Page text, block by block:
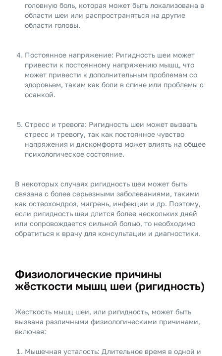
головную боль, которая может быть локализована в
области шеи или распространяться на другие
области головы.
Постоянное напряжение: Ригидность шеи может
привести к постоянному напряжению мышц, что
может привести к дополнительным проблемам со
здоровьем, таким как боли в спине или проблемы с
осанкой.
Стресс и тревога: Ригидность шеи может вызвать
стресс и тревогу, так как постоянное чувство
напряжения и дискомфорта может влиять на общее
психологическое состояние.
В некоторых случаях ригидность шеи может быть
связана с более серьезными заболеваниями, такими
как остеохондроз, мигрень, инфекции и др. Поэтому,
если ригидность шеи длится более нескольких дней
или сопровождается сильной болью, то необходимо
обратиться к врачу для консультации и диагностики.
Физиологические причины
жёсткости мышц шеи (ригидность)
Жесткость мышц шеи, или ригидность, может быть
вызвана различными физиологическими причинами,
включая:
Мышечная усталость: Длительное время в одной и